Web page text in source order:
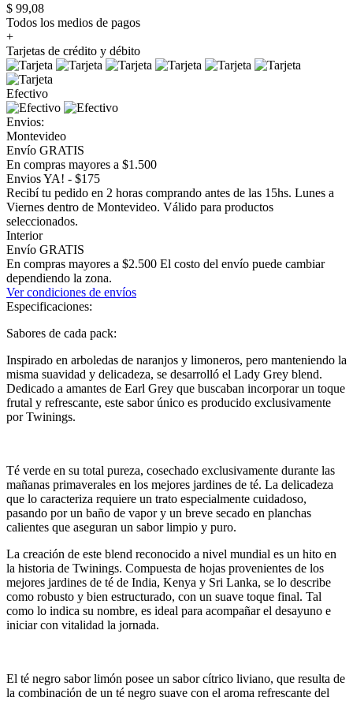
$ 99,08
Todos los medios de pagos
+
Tarjetas de crédito y débito
Efectivo
Envios:
Montevideo
Envío GRATIS
En compras mayores a $1.500
Envios YA! - $175
Recibí tu pedido en 2 horas comprando antes de las 15hs. Lunes a
Viernes dentro de Montevideo. Válido para productos
seleccionados.
Interior
Envío GRATIS
En compras mayores a $2.500 El costo del envío puede cambiar
dependiendo la zona.
Ver condiciones de envíos
Especificaciones:
Sabores de cada pack:
Inspirado en arboledas de naranjos y limoneros, pero manteniendo la
misma suavidad y delicadeza, se desarrolló el Lady Grey blend.
Dedicado a amantes de Earl Grey que buscaban incorporar un toque
frutal y refrescante, este sabor único es producido exclusivamente
por Twinings.
Té verde en su total pureza, cosechado exclusivamente durante las
mañanas primaverales en los mejores jardines de té. La delicadeza
que lo caracteriza requiere un trato especialmente cuidadoso,
pasando por un baño de vapor y un breve secado en planchas
calientes que aseguran un sabor limpio y puro.
La creación de este blend reconocido a nivel mundial es un hito en
la historia de Twinings. Compuesta de hojas provenientes de los
mejores jardines de té de India, Kenya y Sri Lanka, se lo describe
como robusto y bien estructurado, con un suave toque final. Tal
como lo indica su nombre, es ideal para acompañar el desayuno e
iniciar con vitalidad la jornada.
El té negro sabor limón posee un sabor cítrico liviano, que resulta de
la combinación de un té negro suave con el aroma refrescante del